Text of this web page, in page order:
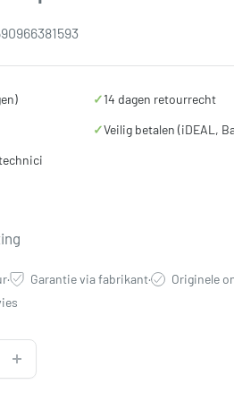
✓14 dagen retourrecht
✓Veilig betalen (iDEAL,
· Garantie via fabrikant· Originele